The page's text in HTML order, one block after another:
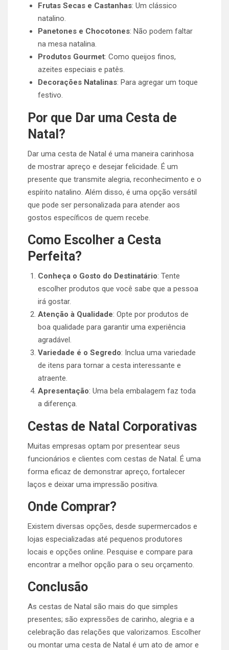
Frutas Secas e Castanhas: Um clássico
natalino.
Panetones e Chocotones: Não podem faltar
na mesa natalina.
Produtos Gourmet: Como queijos finos,
azeites especiais e patês.
Decorações Natalinas: Para agregar um toque
festivo.
Por que Dar uma Cesta de
Natal?
Dar uma cesta de Natal é uma maneira carinhosa
de mostrar apreço e desejar felicidade. É um
presente que transmite alegria, reconhecimento e o
espírito natalino. Além disso, é uma opção versátil
que pode ser personalizada para atender aos
gostos específicos de quem recebe.
Como Escolher a Cesta
Perfeita?
Conheça o Gosto do Destinatário: Tente
escolher produtos que você sabe que a pessoa
irá gostar.
Atenção à Qualidade: Opte por produtos de
boa qualidade para garantir uma experiência
agradável.
Variedade é o Segredo: Inclua uma variedade
de itens para tornar a cesta interessante e
atraente.
Apresentação: Uma bela embalagem faz toda
a diferença.
Cestas de Natal Corporativas
Muitas empresas optam por presentear seus
funcionários e clientes com cestas de Natal. É uma
forma eficaz de demonstrar apreço, fortalecer
laços e deixar uma impressão positiva.
Onde Comprar?
Existem diversas opções, desde supermercados e
lojas especializadas até pequenos produtores
locais e opções online. Pesquise e compare para
encontrar a melhor opção para o seu orçamento.
Conclusão
As cestas de Natal são mais do que simples
presentes; são expressões de carinho, alegria e a
celebração das relações que valorizamos. Escolher
ou montar uma cesta de Natal é um ato de amor e